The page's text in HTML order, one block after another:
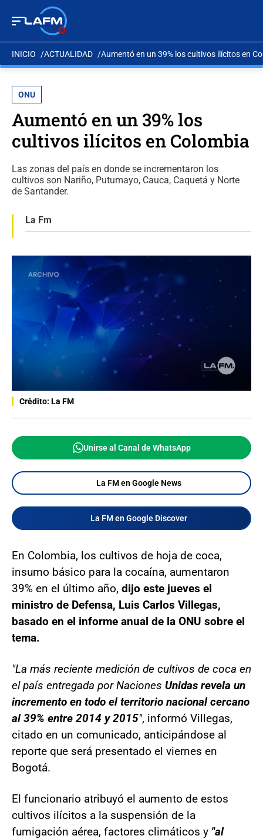
INICIO ACTUALIDAD Aumentó en un 39% los cultivos ilícitos en
ONU
Aumentó en un 39% los
cultivos ilícitos en Colombia
Las zonas del país en donde se incrementaron los
cultivos son Nariño, Putumayo, Cauca, Caquetá y Norte
de Santander.
La Fm
Crédito: La FM
Unirse al Canal de WhatsApp
La FM en Google News
La FM en Google Discover
En Colombia, los cultivos de hoja de coca,
insumo básico para la cocaína, aumentaron
39% en el último año, dijo este jueves el
ministro de Defensa, Luis Carlos Villegas,
basado en el informe anual de la ONU sobre el
tema.
"La más reciente medición de cultivos de coca en
el país entregada por Naciones Unidas revela un
incremento en todo el territorio nacional cercano
al 39% entre 2014 y 2015", informó Villegas,
citado en un comunicado, anticipándose al
reporte que será presentado el viernes en
Bogotá.
El funcionario atribuyó el aumento de estos
cultivos ilícitos a la suspensión de la
fumigación aérea, factores climáticos y "al